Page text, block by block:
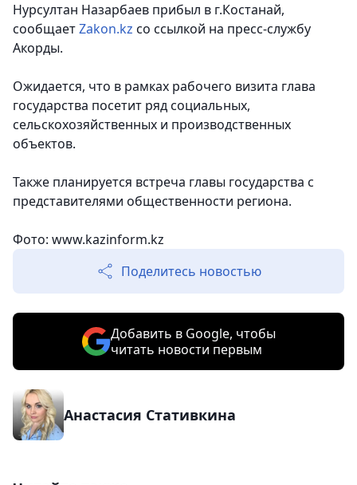
Нурсултан Назарбаев прибыл в г.Костанай,
сообщаетZakon.kz со ссылкой на пресс-службу
Акорды.
Ожидается, что в рамках рабочего визита глава
государства посетит ряд социальных,
сельскохозяйственных и производственных
объектов.
Также планируется встреча главы государства с
представителями общественности региона.
Фото: www.kazinform.kz
Поделитесь новостью
Добавить в Google, чтобы
читать новости первым
Анастасия Стативкина